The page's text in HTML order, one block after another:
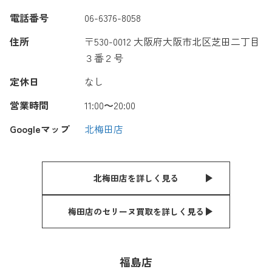
電話番号
06-6376-8058
住所
〒530-0012 大阪府大阪市北区芝田二丁目
３番２号
定休日
なし
営業時間
11:00〜20:00
Googleマップ
北梅田店
北梅田店を詳しく見る
梅田店のセリーヌ買取を詳しく見る
福島店